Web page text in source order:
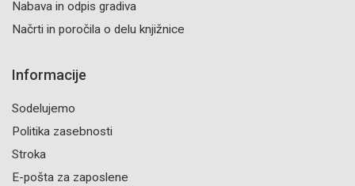
Nabava in odpis gradiva
Načrti in poročila o delu knjižnice
Informacije
Sodelujemo
Politika zasebnosti
Stroka
E-pošta za zaposlene